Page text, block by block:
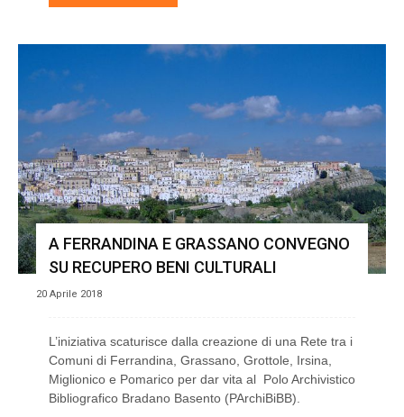
A FERRANDINA E GRASSANO CONVEGNO
SU RECUPERO BENI CULTURALI
20 Aprile 2018
L’iniziativa scaturisce dalla creazione di una Rete tra i
Comuni di Ferrandina, Grassano, Grottole, Irsina,
Miglionico e Pomarico per dar vita al Polo Archivistico
Bibliografico Bradano Basento (PArchiBiBB).